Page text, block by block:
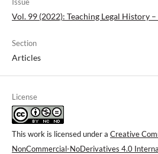
Vol. 99 (2022): Teaching Legal History
Section
Articles
License
This work is licensed under a Creative
NonCommercial-NoDerivatives 4.0